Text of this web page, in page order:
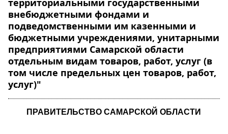
территориальными государственными
внебюджетными фондами и
подведомственными им казенными и
бюджетными учреждениями, унитарными
предприятиями Самарской области
отдельным видам товаров, работ, услуг (в
том числе предельных цен товаров, работ,
услуг)"
ПРАВИТЕЛЬСТВО САМАРСКОЙ ОБЛАСТИ